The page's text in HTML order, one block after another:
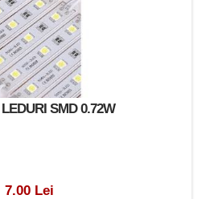
SMD 0.72W
7.00 Lei